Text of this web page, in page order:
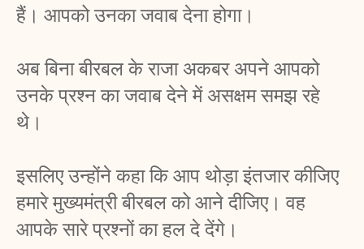
हैं। आपको उनका जवाब देना होगा।
अब बिना बीरबल के राजा अकबर अपने आपको
उनके प्रश्न का जवाब देने में असक्षम समझ रहे
थे।
इसलिए उन्होंने कहा कि आप थोड़ा इंतजार कीजिए
हमारे मुख्यमंत्री बीरबल को आने दीजिए। वह
आपके सारे प्रश्नों का हल दे देंगे।